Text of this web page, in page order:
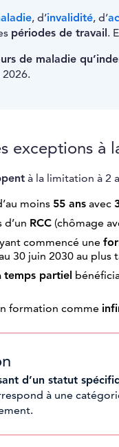
, d’invalidité, d’
périodes de travail.
de maladie
exceptions à
à la limitation à 2
moins 55 ans avec
RCC (chômage
commencé une
30 juin 2030 au plus
temps partiel
formation comme
d’un statut
à une